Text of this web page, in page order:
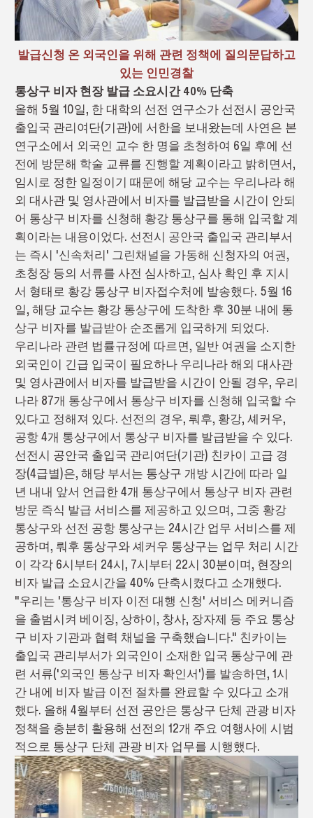
발급신청 온 외국인을 위해 관련 정책에 질의문답하고
있는 인민경찰
통상구 비자 현장 발급 소요시간 40% 단축
올해 5월 10일, 한 대학의 선전 연구소가 선전시 공안국
출입국 관리여단(기관)에 서한을 보내왔는데 사연은 본
연구소에서 외국인 교수 한 명을 초청하여 6일 후에 선
전에 방문해 학술 교류를 진행할 계획이라고 밝히면서,
임시로 정한 일정이기 때문에 해당 교수는 우리나라 해
외 대사관 및 영사관에서 비자를 발급받을 시간이 안되
어 통상구 비자를 신청해 황강 통상구를 통해 입국할 계
획이라는 내용이었다. 선전시 공안국 출입국 관리부서
는 즉시 '신속처리' 그린채널을 가동해 신청자의 여권,
초청장 등의 서류를 사전 심사하고, 심사 확인 후 지시
서 형태로 황강 통상구 비자접수처에 발송했다. 5월 16
일, 해당 교수는 황강 통상구에 도착한 후 30분 내에 통
상구 비자를 발급받아 순조롭게 입국하게 되었다.
우리나라 관련 법률규정에 따르면, 일반 여권을 소지한
외국인이 긴급 입국이 필요하나 우리나라 해외 대사관
및 영사관에서 비자를 발급받을 시간이 안될 경우, 우리
나라 87개 통상구에서 통상구 비자를 신청해 입국할 수
있다고 정해져 있다. 선전의 경우, 뤄후, 황강, 셰커우,
공항 4개 통상구에서 통상구 비자를 발급받을 수 있다.
선전시 공안국 출입국 관리여단(기관) 친카이 고급 경
장(4급별)은, 해당 부서는 통상구 개방 시간에 따라 일
년 내내 앞서 언급한 4개 통상구에서 통상구 비자 관련
방문 즉식 발급 서비스를 제공하고 있으며, 그중 황강
통상구와 선전 공항 통상구는 24시간 업무 서비스를 제
공하며, 뤄후 통상구와 셰커우 통상구는 업무 처리 시간
이 각각 6시부터 24시, 7시부터 22시 30분이며, 현장의
비자 발급 소요시간을 40% 단축시켰다고 소개했다.
"우리는 '통상구 비자 이전 대행 신청' 서비스 메커니즘
을 출범시켜 베이징, 상하이, 창사, 장자제 등 주요 통상
구 비자 기관과 협력 채널을 구축했습니다." 친카이는
출입국 관리부서가 외국인이 소재한 입국 통상구에 관
련 서류('외국인 통상구 비자 확인서')를 발송하면, 1시
간 내에 비자 발급 이전 절차를 완료할 수 있다고 소개
했다. 올해 4월부터 선전 공안은 통상구 단체 관광 비자
정책을 충분히 활용해 선전의 12개 주요 여행사에 시범
적으로 통상구 단체 관광 비자 업무를 시행했다.